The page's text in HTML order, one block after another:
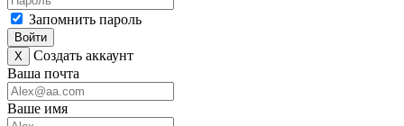
Запомнить пароль
Войти
X
Создать аккаунт
Ваша почта
Ваше имя